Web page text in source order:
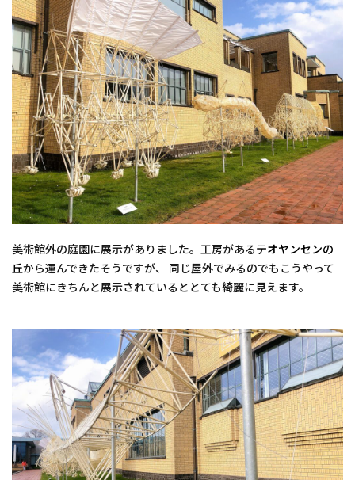
美術館外の庭園に展示がありました。工房があるテオヤンセンの
丘から運んできたそうですが、 同じ屋外でみるのでもこうやって
美術館にきちんと展示されているととても綺麗に見えます。